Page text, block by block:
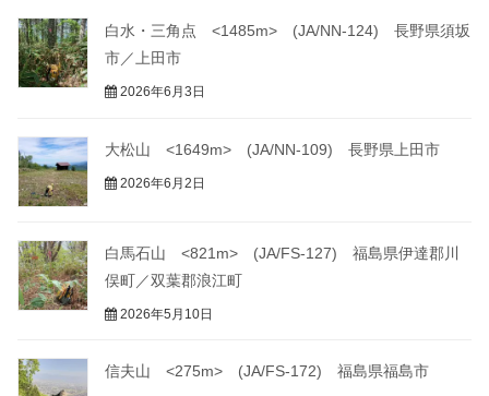
白水・三角点 <1485m> (JA/NN-124) 長野県須坂
市／上田市
2026年6月3日
大松山 <1649m> (JA/NN-109) 長野県上田市
2026年6月2日
白馬石山 <821m> (JA/FS-127) 福島県伊達郡川
俣町／双葉郡浪江町
2026年5月10日
信夫山 <275m> (JA/FS-172) 福島県福島市